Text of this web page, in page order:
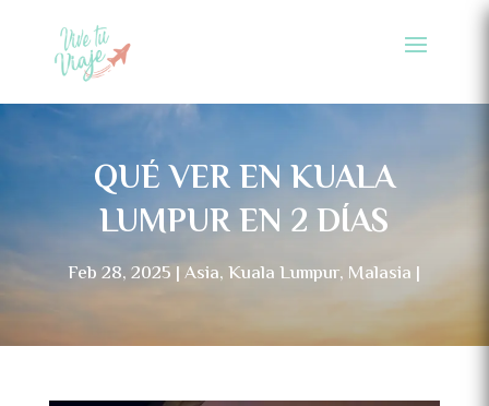
QUÉ VER EN KUALA
LUMPUR EN 2 DÍAS
Feb 28, 2025 Asia,Kuala Lumpur, Malasia